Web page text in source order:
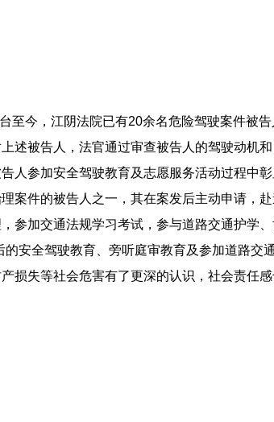
至今，江阴法院已有20余名危险驾驶案件被
述被告人，法官通过审查被告人的驾驶动机
人参加安全驾驶教育及志愿服务活动过程中
案件的被告人之一，其在案发后主动申请，
参加交通法规学习考试，参与道路交通护学
的安全驾驶教育、旁听庭审教育及参加道路交
损失等社会危害有了更深的认识，社会责任